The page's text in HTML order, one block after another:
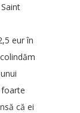
eur în
foarte
că ei